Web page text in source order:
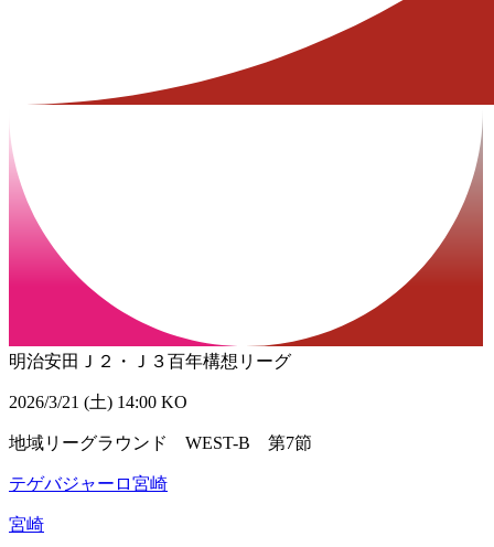
明治安田Ｊ２・Ｊ３百年構想リーグ
2026/3/21 (土) 14:00 KO
地域リーグラウンド WEST-B 第7節
テゲバジャーロ宮崎
宮崎